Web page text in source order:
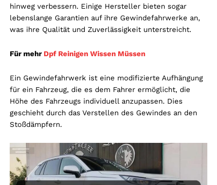
hinweg verbessern. Einige Hersteller bieten sogar
lebenslange Garantien auf ihre Gewindefahrwerke an,
was ihre Qualität und Zuverlässigkeit unterstreicht.
Für mehr Dpf Reinigen Wissen Müssen
Ein Gewindefahrwerk ist eine modifizierte Aufhängung
für ein Fahrzeug, die es dem Fahrer ermöglicht, die
Höhe des Fahrzeugs individuell anzupassen. Dies
geschieht durch das Verstellen des Gewindes an den
Stoßdämpfern.